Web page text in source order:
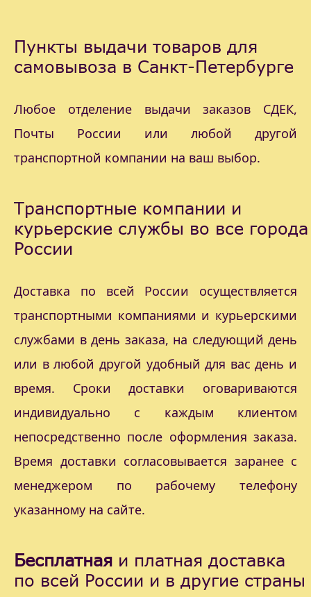
Пункты выдачи товаров для
самовывоза в Санкт-Петербурге
Любое отделение выдачи заказов СДЕК,
Почты России или любой другой
транспортной компании на ваш выбор.
Транспортные компании и
курьерские службы во все города
России
Доставка по всей России осуществляется
транспортными компаниями и курьерскими
службами в день заказа, на следующий день
или в любой другой удобный для вас день и
время. Сроки доставки оговариваются
индивидуально с каждым клиентом
непосредственно после оформления заказа.
Время доставки согласовывается заранее с
менеджером по рабочему телефону
указанному на сайте.
Бесплатная и платная доставка
по всей России и в другие страны